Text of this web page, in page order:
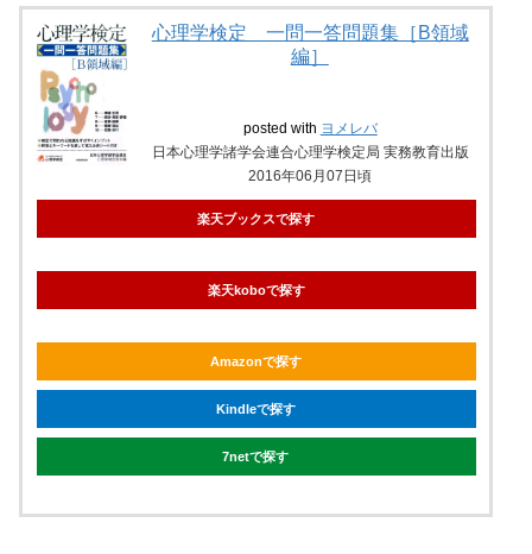
心理学検定 一問一答問題集［B領域
編］
posted with ヨメレバ
日本心理学諸学会連合心理学検定局 実務教育出版
2016年06月07日頃
楽天ブックスで探す
楽天koboで探す
Amazonで探す
Kindleで探す
7netで探す